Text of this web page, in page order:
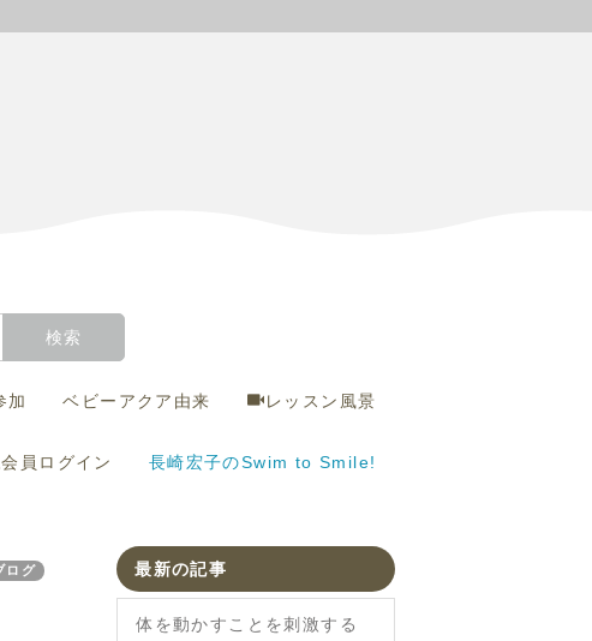
加 ベビーアクア由来 レッスン風景
会員ログイン 長崎宏子のSwim to Smile!
ログ 最新の記事
体を動かすことを刺激する